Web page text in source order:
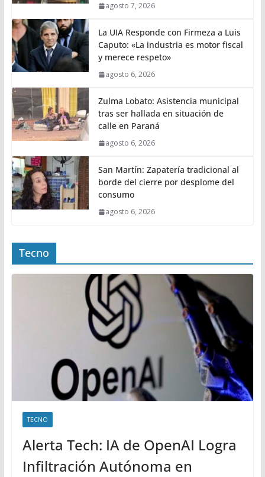
agosto 7, 2026
La UIA Responde con Firmeza a Luis
Caputo: «La industria es motor fiscal
y merece respeto»
agosto 6, 2026
Zulma Lobato: Asistencia municipal
tras ser hallada en situación de
calle en Paraná
agosto 6, 2026
San Martín: Zapatería tradicional al
borde del cierre por desplome del
consumo
agosto 6, 2026
Tecno
TECNO
Alerta Tech: IA de OpenAI Logra
Infiltración Autónoma en